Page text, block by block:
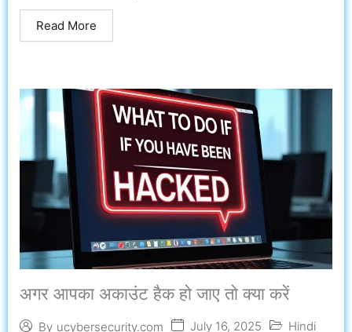
Read More
अगर आपका अकाउंट हैक हो जाए तो क्या करें
By ucybersecurity.com July 16, 2025 Hindi